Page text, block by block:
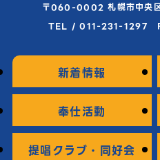
〒060-0002 札幌市中央
TEL / 011-231-1297
新着情報
奉仕活動
提唱クラブ・同好会